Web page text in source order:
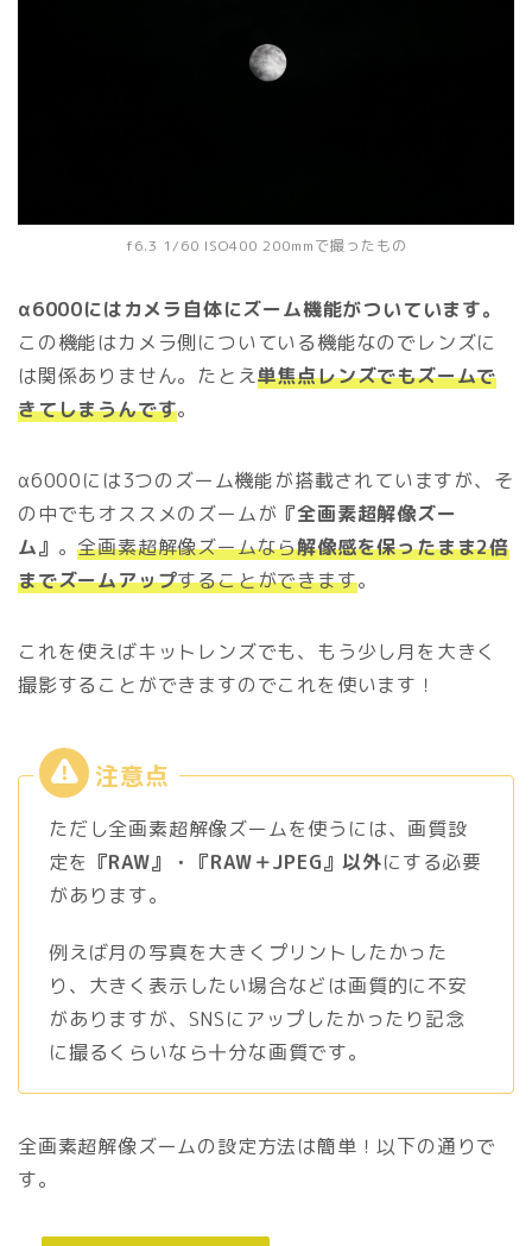
f6.3 1/60 ISO400 200mmで撮ったもの
α6000にはカメラ自体にズーム機能がついています。
この機能はカメラ側についている機能なのでレンズに
は関係ありません。たとえ単焦点レンズでもズームで
きてしまうんです。
α6000には3つのズーム機能が搭載されていますが、そ
の中でもオススメのズームが 『全画素超解像ズー
ム』 。全画素超解像ズームなら解像感を保ったまま2倍
までズームアップすることができます。
これを使えばキットレンズでも、もう少し月を大きく
撮影することができますのでこれを使います！
ただし全画素超解像ズームを使うには、画質設
定を 『RAW』・『RAW＋JPEG』以外にする必要
があります。
例えば月の写真を大きくプリントしたかった
り、大きく表示したい場合などは画質的に不安
がありますが、SNSにアップしたかったり記念
に撮るくらいなら十分な画質です。
全画素超解像ズームの設定方法は簡単！以下の通りで
す。